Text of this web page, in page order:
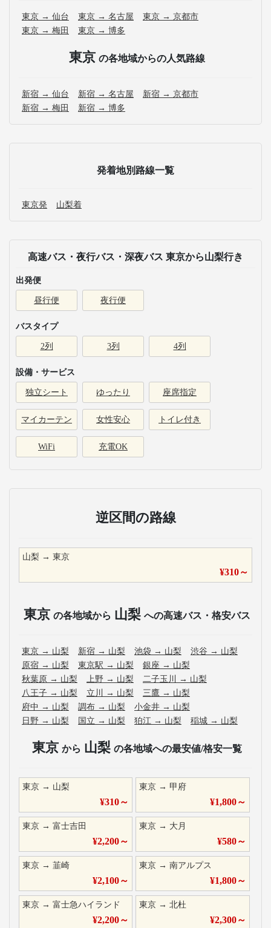
東京 → 仙台 東京 → 名古屋
東京 → 京都市
東京 → 梅田
東京 → 博多
東京 の各地域からの人気路線
新宿 → 仙台 新宿 → 名古屋
新宿 → 京都市
新宿 → 梅田
新宿 → 博多
発着地別路線一覧
東京発 山梨着
高速バス・夜行バス・深夜バス 東京から山梨行き
出発便
昼行便 夜行便
バスタイプ
2列 3列 4列
設備・サービス
独立シート ゆったり 座席指定
マイカーテン 女性安心 トイレ付き
WiFi 充電OK
逆区間の路線
山梨 → 東京
¥310～
東京 の各地域から 山梨 への高速バス・格安バス
東京 → 山梨 新宿 → 山梨 池袋 → 山梨 渋谷 → 山梨
原宿 → 山梨 東京駅 → 山梨 銀座 → 山梨
秋葉原 → 山梨 上野 → 山梨 二子玉川 → 山梨
八王子 → 山梨 立川 → 山梨 三鷹 → 山梨
府中 → 山梨 調布 → 山梨 小金井 → 山梨
日野 → 山梨 国立 → 山梨 狛江 → 山梨 稲城 → 山梨
東京 から 山梨 の各地域への最安値/格安一覧
東京 → 山梨
¥310～
東京 → 甲府
¥1,800～
東京 → 富士吉田
¥2,200～
東京 → 大月
¥580～
東京 → 韮崎
¥2,100～
東京 →南アルプス
¥1,800～
東京 → 富士急ハイランド
¥2,200～
東京 →北杜
¥2,300～